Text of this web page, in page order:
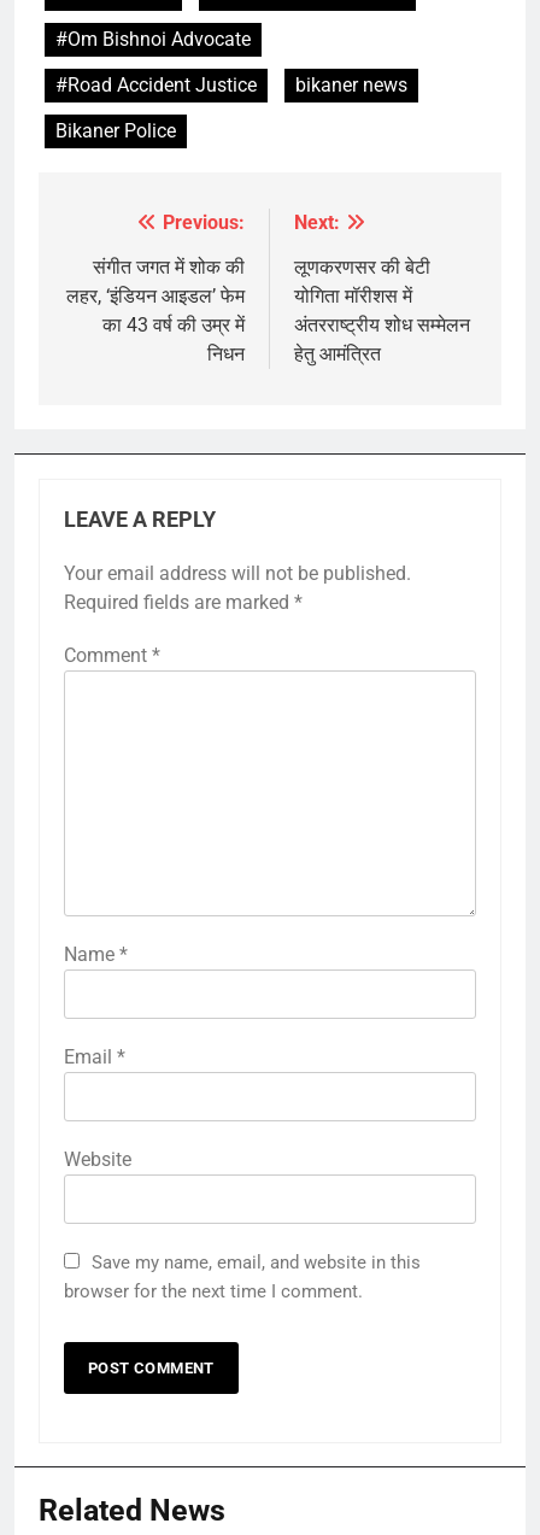
#Om Bishnoi Advocate
#Road Accident Justice
bikaner news
Bikaner Police
navigation
Previous:
संगीत जगत में शोक की
लहर, ‘इंडियन आइडल’ फेम
का 43 वर्ष की उम्र में
निधन
Next:
लूणकरणसर की बेटी
योगिता मॉरीशस में
अंतरराष्ट्रीय शोध सम्मेलन
हेतु आमंत्रित
LEAVE A REPLY
Your email address will not be published.
Required fields are marked *
Comment *
Name *
Email *
Website
Save my name, email, and website in this
browser for the next time I comment.
Related News